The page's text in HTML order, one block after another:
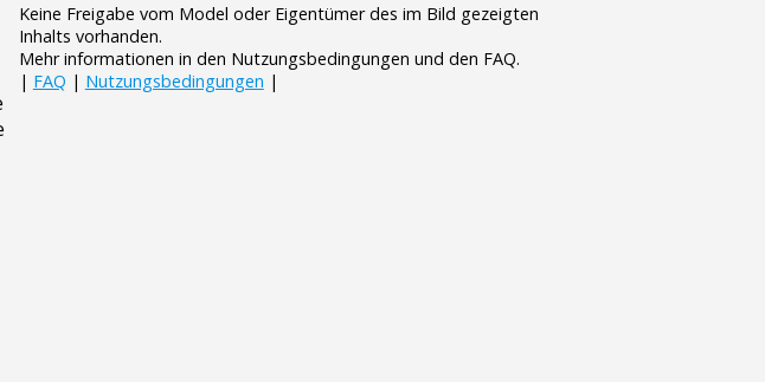
Keine Freigabe vom Model oder Eigentümer des im Bild gezeigten
Inhalts vorhanden.
Mehr informationen in den Nutzungsbedingungen und den FAQ.
| FAQ | Nutzungsbedingungen |